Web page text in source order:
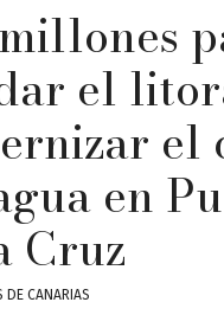
el
el
en
Cruz
DE CANARIAS